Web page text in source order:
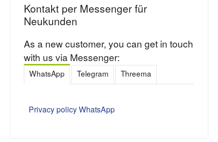
Kontakt per Messenger für
Neukunden
As a new customer, you can get in touch
with us via Messenger:
WhatsApp Telegram Threema
Privacy policy WhatsApp